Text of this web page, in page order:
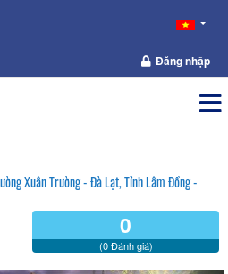
Đăng nhập
Xuân Trường - Đà Lạt, Tỉnh Lâm Đồng -
0
(0 Đánh giá)